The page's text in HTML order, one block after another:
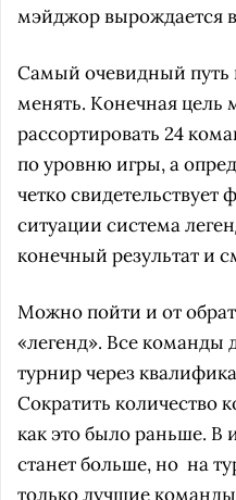
мэйджор вырождается
Самый очевидный путь
менять. Конечная цель
рассортировать 24
по уровню игры, а
четко
ситуации система
конечный результат и
Можно пойти и от
«легенд». Все команды
турнир через
Сократить количество
как это было раньше. В
станет больше, но на
только лучшие